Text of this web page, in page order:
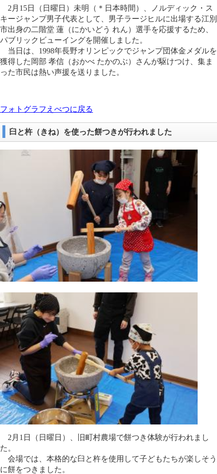
2月15日（日曜日）未明（＊日本時間）、ノルディック・ス
キージャンプ男子代表として、男子ラージヒルに出場する江別
市出身の二階堂 蓮（にかいどう れん）選手を応援するため、
パブリックビューイングを開催しました。
当日は、1998年長野オリンピックでジャンプ団体金メダルを
獲得した岡部 孝信（おかべ たかのぶ）さんが駆けつけ、集ま
った市民は熱い声援を送りました。
フォトグラフえべつに戻る
臼と杵（きね）を使った餅つきが行われました
2月1日（日曜日）、旧町村農場で餅つき体験が行われまし
た。
会場では、本格的な臼と杵を使用して子どもたちが楽しそう
に餅をつきました。